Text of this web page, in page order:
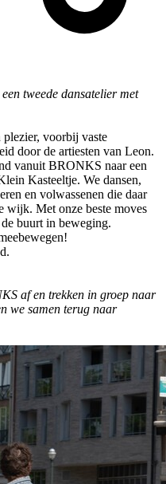
tweede dansatelier met
voorbij vaste
door de artiesten van Leon.
vanuit BRONKS naar een
Kasteeltje. We dansen,
en volwassenen die daar
wijk. Met onze beste moves
buurt in beweging.
af en trekken in groep naar
we samen terug naar